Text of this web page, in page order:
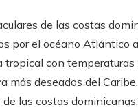
de las costas
por el océano Atlántico
tropical con
más deseados del
las costas